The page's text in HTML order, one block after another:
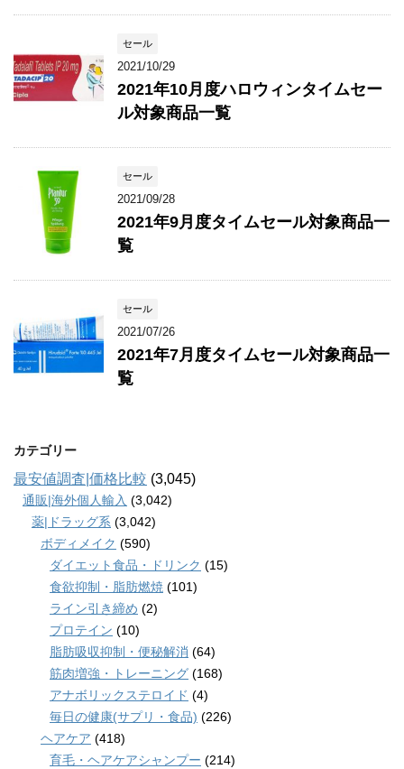
セール
2021/10/29
2021年10月度ハロウィンタイムセー
ル対象商品一覧
セール
2021/09/28
2021年9月度タイムセール対象商品一
覧
セール
2021/07/26
2021年7月度タイムセール対象商品一
覧
カテゴリー
最安値調査|価格比較 (3,045)
通販|海外個人輸入 (3,042)
薬|ドラッグ系 (3,042)
ボディメイク (590)
ダイエット食品・ドリンク (15)
食欲抑制・脂肪燃焼 (101)
ライン引き締め (2)
プロテイン (10)
脂肪吸収抑制・便秘解消 (64)
筋肉増強・トレーニング (168)
アナボリックステロイド (4)
毎日の健康(サプリ・食品) (226)
ヘアケア (418)
育毛・ヘアケアシャンプー (214)